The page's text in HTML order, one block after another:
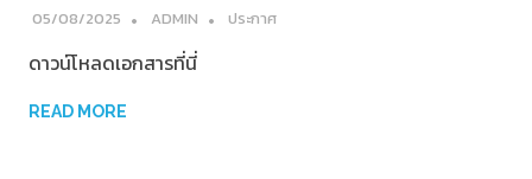
05/08/2025 ADMIN ประกาศ
ดาวน์โหลดเอกสารที่นี่
READ MORE